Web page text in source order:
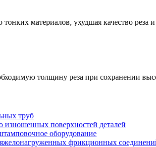
материалов, ухудшая качество реза и
толщину реза при сохранении
труб
поверхностей деталей
оборудование
фрикционных